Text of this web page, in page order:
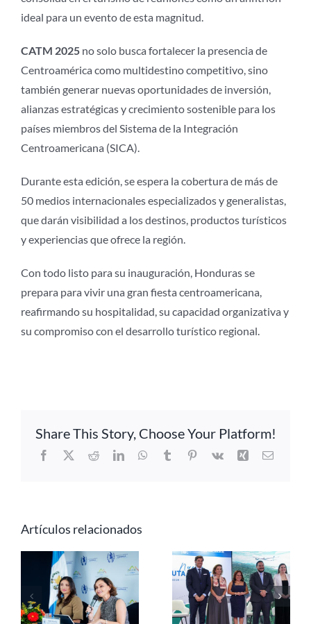
ideal para un evento de esta magnitud.
CATM 2025no solo busca fortalecer la presencia de
Centroamérica como multidestino competitivo, sino
también generar nuevas oportunidades de inversión,
alianzas estratégicas y crecimiento sostenible para los
países miembros del Sistema de la Integración
Centroamericana (SICA).
Durante esta edición, se espera la cobertura de más de
50 medios internacionales especializados y generalistas,
que darán visibilidad a los destinos, productos turísticos
y experiencias que ofrece la región.
Con todo listo para su inauguración, Honduras se
prepara para vivir una gran fiesta centroamericana,
reafirmando su hospitalidad, su capacidad organizativa y
su compromiso con el desarrollo turístico regional.
Share This Story, Choose Your Platform!
Facebook
X RedditLinkedInWhatsApp
TumblrPinterest
Vk Xing Correo
Artículos relacionados
conectará El
Salvador con
Madrid y
Barcelona,
liderar la
agenda
de inclusión y